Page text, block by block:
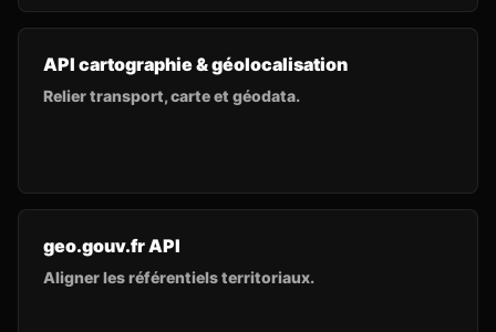
API cartographie & géolocalisation
Relier transport, carte et géodata.
geo.gouv.fr API
Aligner les référentiels territoriaux.